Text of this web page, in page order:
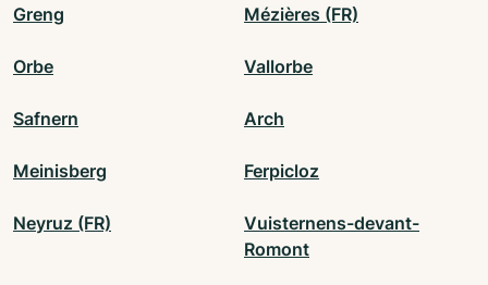
Greng Mézières (FR)
Orbe Vallorbe
Safnern Arch
Meinisberg Ferpicloz
Neyruz (FR)
Vuisternens-devant-
Romont